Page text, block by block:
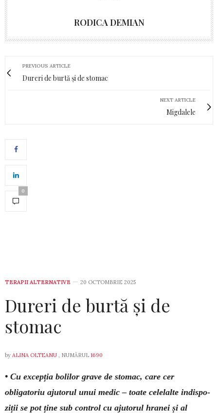
RODICA DEMIAN
PREVIOUS ARTICLE
Dureri de burtă și de stomac
NEXT ARTICLE
Migdalele
0
TERAPII ALTERNATIVE 20 OCTOMBRIE 2025
Dureri de burtă și de
stomac
by ALINA OLTEANU , NUMĂRUL 1690
• Cu excepția bolilor grave de stomac, care cer
obligatoriu ajutorul unui medic – toate celelalte indis­po­
ziții se pot ține sub control cu ajutorul hranei și al